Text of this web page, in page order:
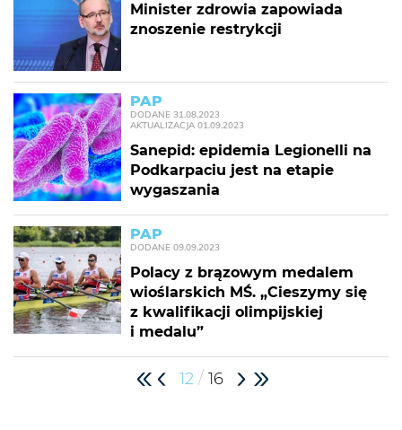
Minister zdrowia zapowiada
znoszenie restrykcji
PAP
DODANE 31.08.2023
AKTUALIZACJA 01.09.2023
Sanepid: epidemia Legionelli na
Podkarpaciu jest na etapie
wygaszania
PAP
DODANE 09.09.2023
Polacy z brązowym medalem
wioślarskich MŚ. „Cieszymy się
z kwalifikacji olimpijskiej
i medalu”
12 / 16